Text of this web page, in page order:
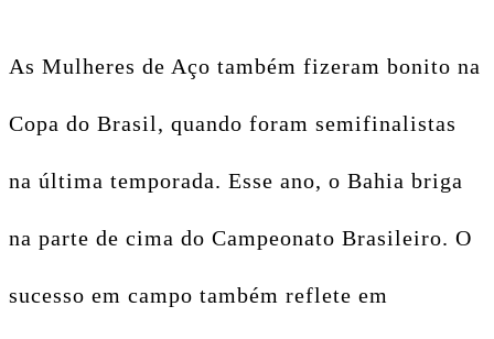
As Mulheres de Aço também fizeram bonito na
Copa do Brasil, quando foram semifinalistas
na última temporada. Esse ano, o Bahia briga
na parte de cima do Campeonato Brasileiro. O
sucesso em campo também reflete em